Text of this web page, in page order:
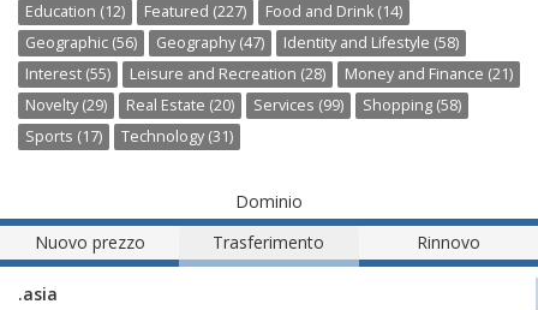
Education (12)
Featured (227)
Food and Drink (14)
Geographic (56)
Geography (47)
Identity and Lifestyle (58)
Interest (55)
Leisure and Recreation (28)
Money and Finance (21)
Novelty (29)
Real Estate (20) Services (99)
Shopping (58)
Sports (17)
Technology (31)
Dominio
Nuovo prezzo
Trasferimento Rinnovo
.asia